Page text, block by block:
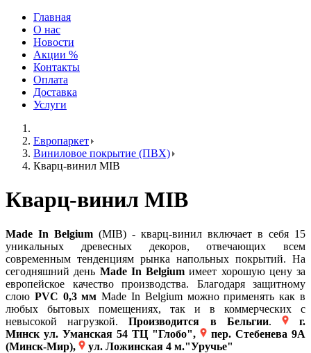
Главная
О нас
Новости
Акции %
Контакты
Оплата
Доставка
Услуги
Европаркет
Виниловое покрытие (ПВХ)
Кварц-винил MIB
Кварц-винил MIB
Made In Belgium (MIB) - кварц-винил включает в себя 15
уникальных древесных декоров, отвечающих всем
современным тенденциям рынка напольных покрытий. На
сегодняшний день Made In Belgium имеет хорошую цену за
европейское качество производства. Благодаря защитному
слою PVC 0,3 мм Made In Belgium можно применять как в
любых бытовых помещениях, так и в коммерческих с
невысокой нагрузкой.Производится в Бельгии.
г.
Минск ул. Уманская 54 ТЦ "Глобо",
пер. Стебенева 9А
(Минск-Мир),
ул. Ложинская 4 м."Уручье"